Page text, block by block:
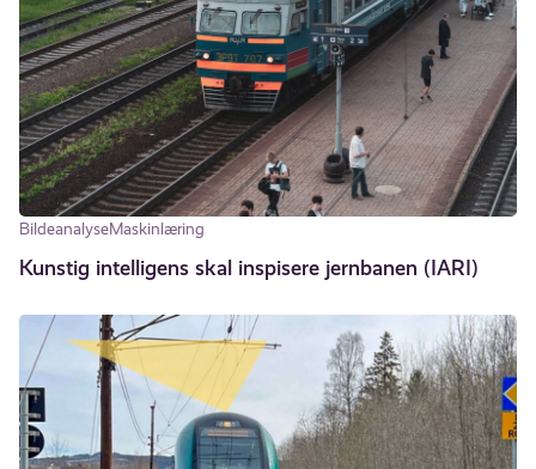
BildeanalyseMaskinlæring
Kunstig intelligens skal inspisere jernbanen (IARI)